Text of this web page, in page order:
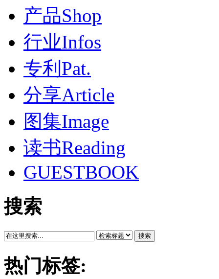
产品Shop
行业Infos
专利Pat.
分享Article
图集Image
读书Reading
GUESTBOOK
搜索
搜索
热门标签: